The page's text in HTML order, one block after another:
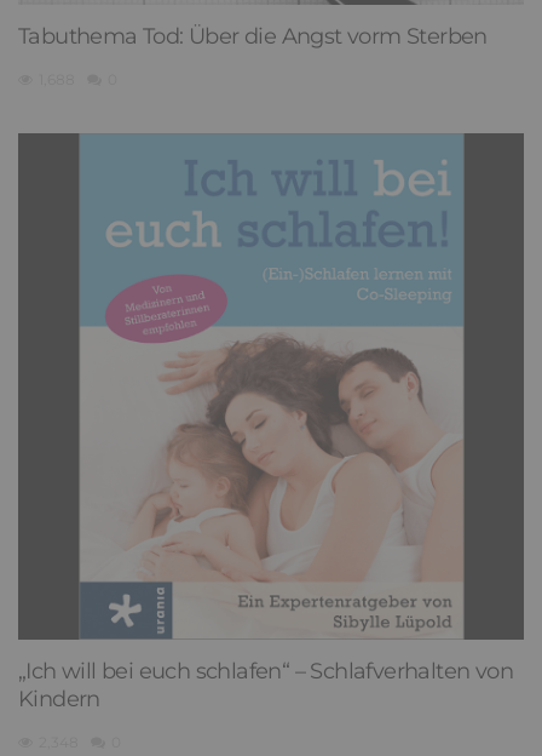
Tabuthema Tod: Über die Angst vorm Sterben
„Ich will bei euch schlafen“ – Schlafverhalten von
Kindern